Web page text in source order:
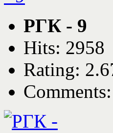
РГК - 9
Hits: 2958
Rating: